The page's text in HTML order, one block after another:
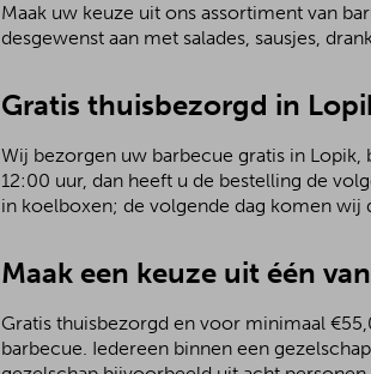
Maak uw keuze uit ons assortiment van
desgewenst aan met salades, sausjes,
Gratis thuisbezorgd in
Wij bezorgen uw barbecue gratis in
12:00 uur, dan heeft u de bestelling de
in koelboxen; de volgende dag komen wij
Maak een keuze uit één
Gratis thuisbezorgd en voor minimaal
barbecue. Iedereen binnen een